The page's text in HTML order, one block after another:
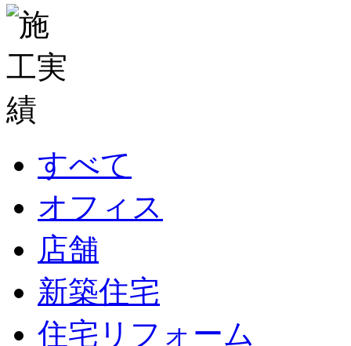
すべて
オフィス
店舗
新築住宅
住宅リフォーム